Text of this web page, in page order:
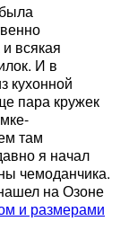
всякая
И в
кухонной
пара кружек
там
я начал
чемоданчика.
на Озоне
и размерами